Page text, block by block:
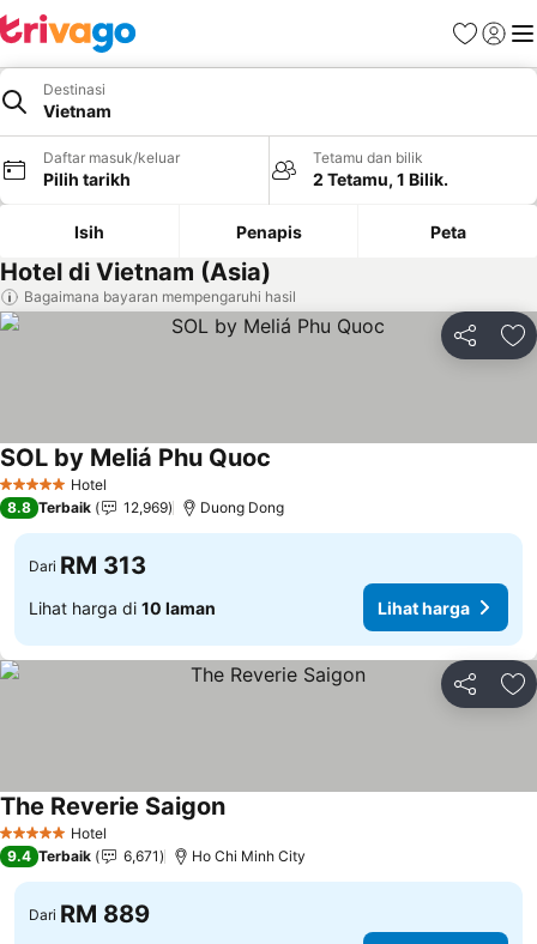
Kegemaran
Daftar
Destinasi
Vietnam
Daftar masuk/keluar
Pilih tarikh
Tetamu dan bilik
2 Tetamu, 1 Bilik.
Isih Penapis Peta
Hotel di Vietnam (Asia)
Bagaimana bayaran mempengaruhi hasil
Kongsi
5 Bintang Hotel
SOL by Meliá Phu Quoc
8.8 Terbaik 12,969 Duong Dong
Dari RM 313
Lihat harga di 10 laman Lihat harga
Kongsi
5 Bintang Hotel
The Reverie Saigon
9.4 Terbaik 6,671 Ho Chi Minh City
Dari RM 889